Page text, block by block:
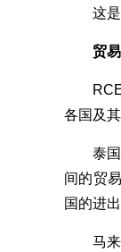
这是
贸
RCEP
各国及
泰国商
间的贸
国的进
马来西